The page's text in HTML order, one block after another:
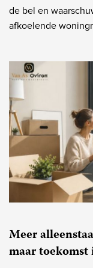
de bel en
afkoelende
Meer
maar